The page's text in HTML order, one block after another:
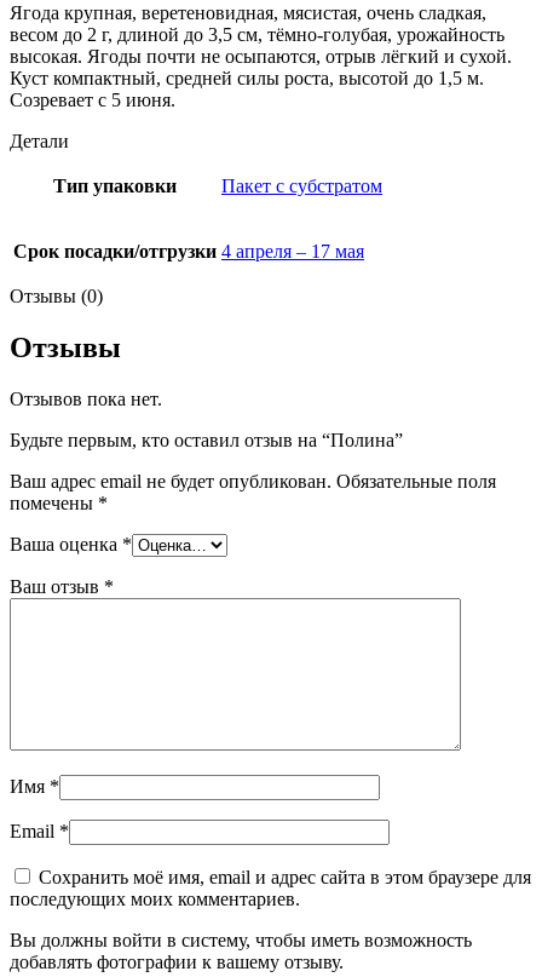
Ягода крупная, веретеновидная, мясистая, очень сладкая,
весом до 2 г, длиной до 3,5 см, тёмно-голубая, урожайность
высокая. Ягоды почти не осыпаются, отрыв лёгкий и сухой.
Куст компактный, средней силы роста, высотой до 1,5 м.
Созревает с 5 июня.
Детали
Тип упаковки Пакет с субстратом
Срок посадки/отгрузки 4 апреля – 17 мая
Отзывы (0)
Отзывы
Отзывов пока нет.
Будьте первым, кто оставил отзыв на “Полина”
Ваш адрес email не будет опубликован. Обязательные поля
помечены *
Ваша оценка *
Ваш отзыв *
Имя *
Email *
Сохранить моё имя, email и адрес сайта в этом браузере для
последующих моих комментариев.
Вы должны войти в систему, чтобы иметь возможность
добавлять фотографии к вашему отзыву.